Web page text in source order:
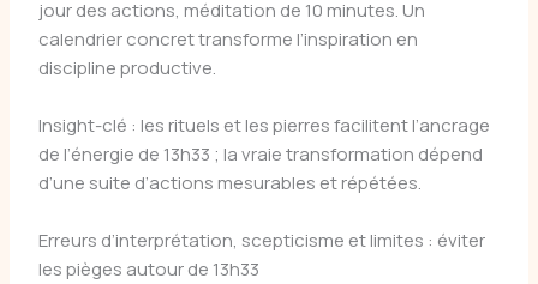
jour des actions, méditation de 10 minutes. Un
calendrier concret transforme l’inspiration en
discipline productive.
Insight-clé : les rituels et les pierres facilitent l’ancrage
de l’énergie de 13h33 ; la vraie transformation dépend
d’une suite d’actions mesurables et répétées.
Erreurs d’interprétation, scepticisme et limites : éviter
les pièges autour de 13h33